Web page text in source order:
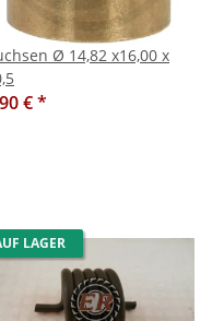
Ø 14,82 x16,00 x
€*
LAGER